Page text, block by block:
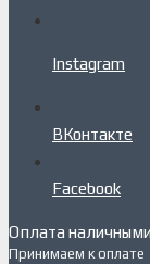
Instagram
ВКонтакте
Facebook
Оплата
Принимаем к оплате